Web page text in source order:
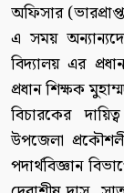
অফিসার
এ সময়
বিদ্যালয় এর
প্রধান শিক্ষক
বিচারকের
উপজেলা
পদার্থবিজ্ঞান